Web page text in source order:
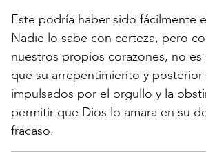
Este podría haber sido fácilmente
Nadie lo sabe con certeza, pero
nuestros propios corazones, no
que su arrepentimiento y
impulsados por el orgullo y la
permitir que Dios lo amara en su
fracaso.